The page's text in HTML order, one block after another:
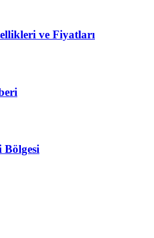
ve Fiyatları
Bölgesi